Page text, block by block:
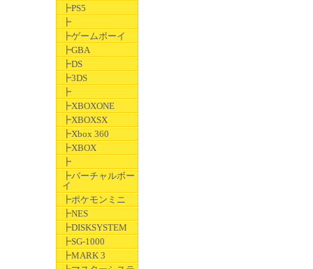
┣PS5
┣
┣ゲームボーイ
┣GBA
┣DS
┣3DS
┣
┣XBOXONE
┣XBOXSX
┣Xbox 360
┣XBOX
┣
┣バーチャルボー
イ
┣ポケモンミニ
┣NES
┣DISKSYSTEM
┣SG-1000
┣MARK 3